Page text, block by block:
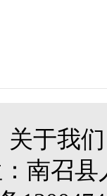
关于我们
南召